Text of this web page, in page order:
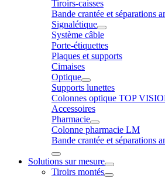
Tiroirs-caisses
Bande crantée et séparations
Signalétique
Système câble
Porte-étiquettes
Plaques et supports
Cimaises
Optique
Supports lunettes
Colonnes optique TOP
Accessoires
Pharmacie
Colonne pharmacie LM
Bande crantée et séparations
Solutions sur mesure
Tiroirs montés